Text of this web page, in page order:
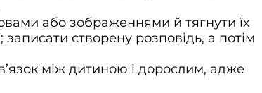
або зображеннями й тягнути їх
створену розповідь, а потім
між дитиною і дорослим, адже